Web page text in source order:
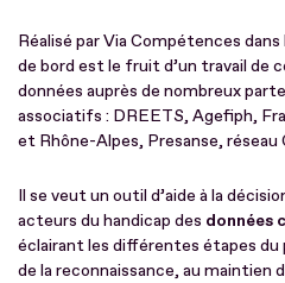
Réalisé par Via Compétences
de bord est le fruit d’un travail de
données auprès de nombreux
associatifs : DREETS, Agefiph,
et Rhône-Alpes, Presanse, réseau
Il se veut un outil d’aide à la
acteurs du handicap des données
éclairant les différentes étapes du
de la reconnaissance, au maintien